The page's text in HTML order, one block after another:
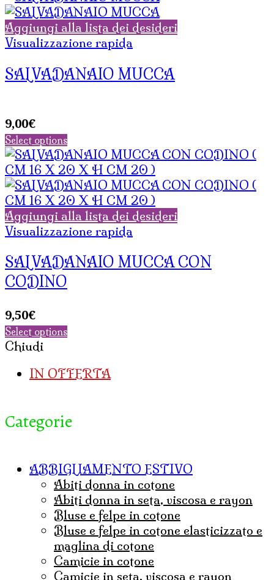
Aggiungi alla lista dei desideri
Visualizzazione rapida
SALVADANAIO MUCCA
9,00€
Select options
Aggiungi alla lista dei desideri
Visualizzazione rapida
SALVADANAIO MUCCA CON
CODINO
9,50€
Select options
Chiudi
IN OFFERTA
Categorie
ABBIGLIAMENTO ESTIVO
abiti donna in cotone
abiti donna in seta, viscosa e rayon
bluse e felpe in cotone
bluse e felpe in cotone elasticizzato e
maglina di cotone
camicie in cotone
camicie in seta, viscosa e rayon